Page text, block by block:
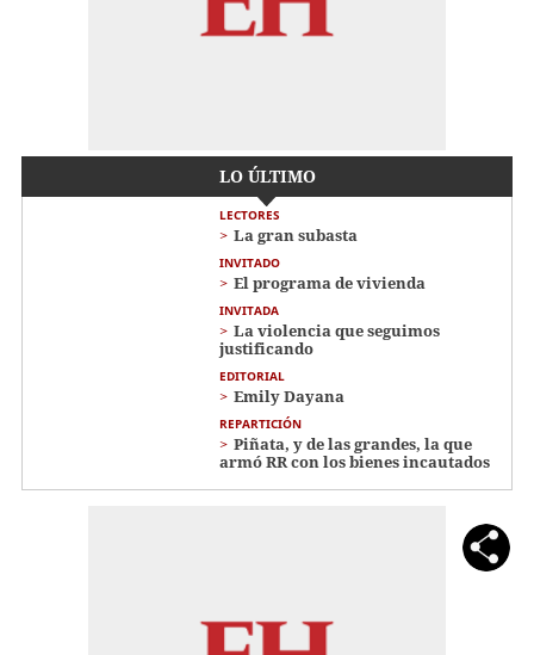
LO ÚLTIMO
LECTORES
La gran subasta
INVITADO
El programa de vivienda
INVITADA
La violencia que seguimos
justificando
EDITORIAL
Emily Dayana
REPARTICIÓN
Piñata, y de las grandes, la que
armó RR con los bienes incautados